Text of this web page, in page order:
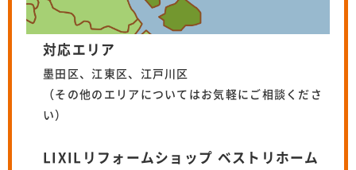
対応エリア
墨田区、江東区、江戸川区
（その他のエリアについてはお気軽にご相談くださ
い）
LIXILリフォームショップ ベストリホーム